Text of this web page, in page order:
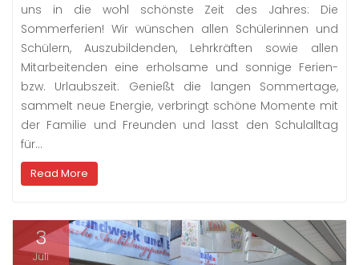
uns in die wohl schönste Zeit des Jahres: Die
Sommerferien! Wir wünschen allen Schülerinnen und
Schülern, Auszubildenden, Lehrkräften sowie allen
Mitarbeitenden eine erholsame und sonnige Ferien-
bzw. Urlaubszeit. Genießt die langen Sommertage,
sammelt neue Energie, verbringt schöne Momente mit
der Familie und Freunden und lasst den Schulalltag
für…
Read More
3
Juli